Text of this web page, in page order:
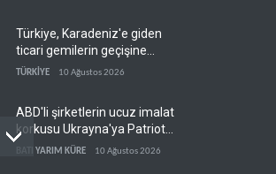
Türkiye, Karadeniz'e giden
ticari gemilerin geçişine
yeniden izin verdi
TÜRKİYE 10 Ağustos 2026
ABD'li şirketlerin ucuz imalat
korkusu Ukrayna'ya Patriot
iznini engelledi
BATI YARIM KÜRE 10 Ağustos 2026